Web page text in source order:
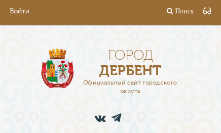
Войти Поиск
ГОРОД
ДЕРБЕНТ
Официальный сайт городского
округа
АДМИНИСТРАЦИЯ